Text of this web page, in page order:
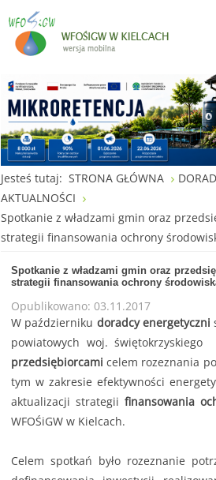
Jesteś tutaj: STRONA GŁÓWNA
AKTUALNOŚCI
Spotkanie z władzami gmin oraz
strategii finansowania ochrony
Spotkanie z władzami gmin oraz
strategii finansowania ochrony
Opublikowano: 03.11.2017
W październiku doradcy energetyczni
powiatowych woj. świętokrzyskiego
przedsiębiorcami celem rozeznania
tym w zakresie efektywności
aktualizacji strategii finansowania
WFOŚiGW w Kielcach.
Celem spotkań było rozeznanie